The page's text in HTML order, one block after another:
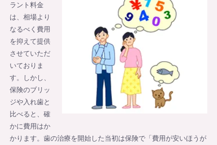
ラント料金
は、相場より
なるべく費用
を抑えて提供
させていただ
いておりま
す。しかし、
保険のブリッ
ジや入れ歯と
比べると、確
かに費用はか
かります。歯の治療を開始した当初は保険で「費用が安いほうが